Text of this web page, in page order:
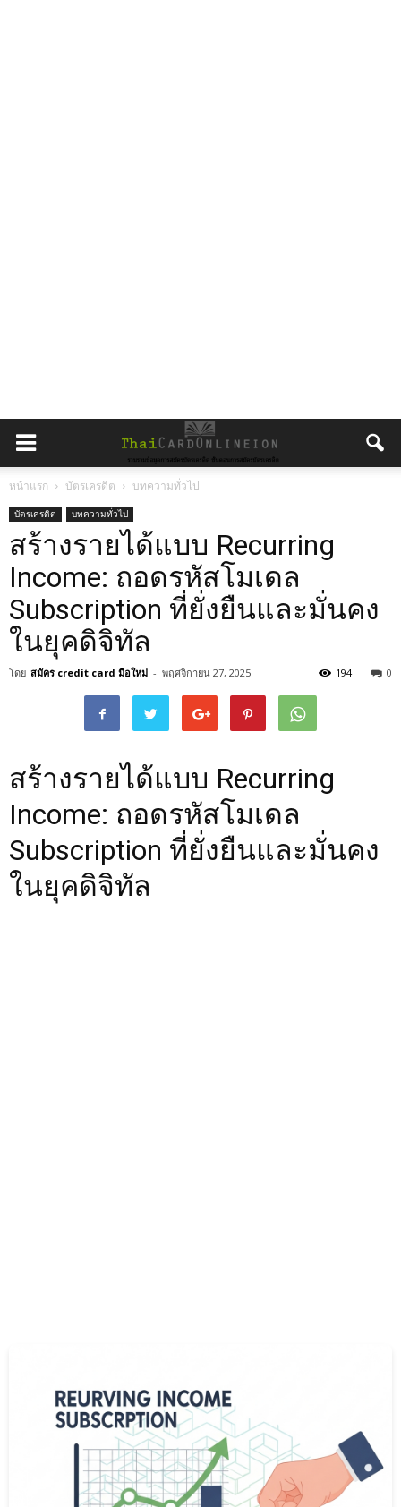
หน้าแรก บัตรเครดิต บทความทั่วไป
บัตรเครดิต บทความทั่วไป
สร้างรายได้แบบ Recurring
Income: ถอดรหัสโมเดล
Subscription ที่ยั่งยืนและมั่นคง
ในยุคดิจิทัล
โดย สมัคร credit card มือใหม่ - พฤศจิกายน 27, 2025 0
194
สร้างรายได้แบบ Recurring
Income: ถอดรหัสโมเดล
Subscription ที่ยั่งยืนและมั่นคง
ในยุคดิจิทัล